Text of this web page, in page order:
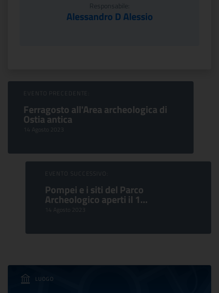
Responsabile:
Alessandro D Alessio
Sfoglia Eventi
EVENTO PRECEDENTE:
Ferragosto all'Area archeologica di
Ostia antica
14 Agosto 2023
EVENTO SUCCESSIVO:
Pompei e i siti del Parco
Archeologico aperti il 1...
14 Agosto 2023
LUOGO